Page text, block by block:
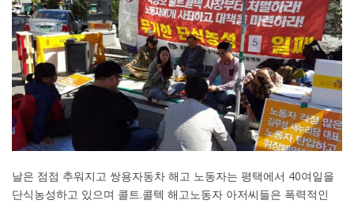
날은 점점 추워지고 쌍용자동차 해고 노동자는 평택에서 40여일을
단식농성하고 있으며 콜트.콜텍 해고노동자 아저씨들은 폭력적인